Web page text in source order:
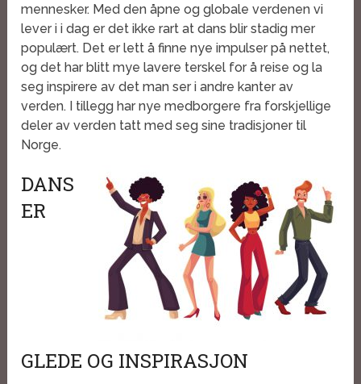
mennesker. Med den åpne og globale verdenen vi
lever i i dag er det ikke rart at dans blir stadig mer
populært. Det er lett å finne nye impulser på nettet,
og det har blitt mye lavere terskel for å reise og la
seg inspirere av det man ser i andre kanter av
verden. I tillegg har nye medborgere fra forskjellige
deler av verden tatt med seg sine tradisjoner til
Norge.
DANS
ER
GLEDE OG INSPIRASJON